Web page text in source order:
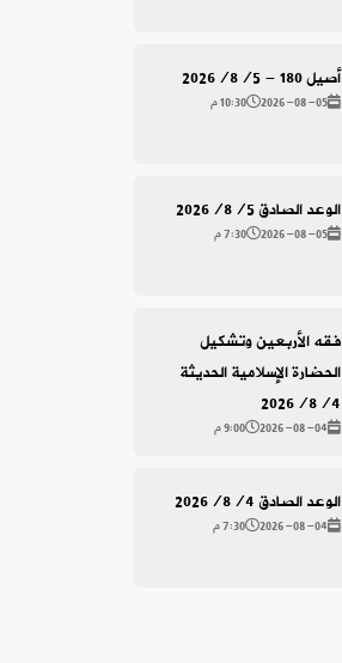
أصيل 180 - 2026/8/5
2026-08-05 10:30 م
الوعد الصادق 2026/8/5
2026-08-05 7:30 م
فقه الأربعين وتشكيل
الحضارة الإسلامية الحديثة
2026/8/4
2026-08-04 9:00 م
الوعد الصادق 2026/8/4
2026-08-04 7:30 م